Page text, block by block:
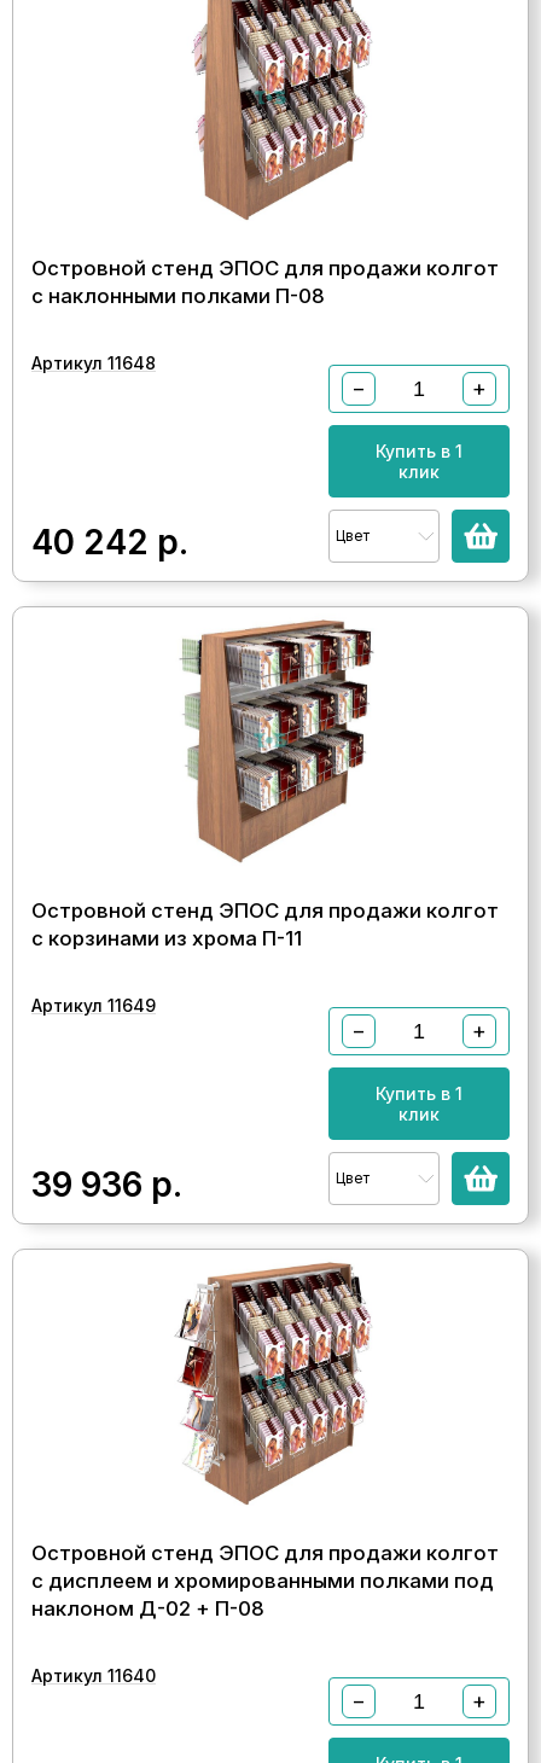
Островной стенд ЭПОС для продажи колгот
с наклонными полками П-08
Артикул 11648
40 242 р.
− +
Купить в 1
клик
Цвет
Островной стенд ЭПОС для продажи колгот
с корзинами из хрома П-11
Артикул 11649
39 936 р.
− +
Купить в 1
клик
Цвет
Островной стенд ЭПОС для продажи колгот
с дисплеем и хромированными полками под
наклоном Д-02 + П-08
Артикул 11640
− +